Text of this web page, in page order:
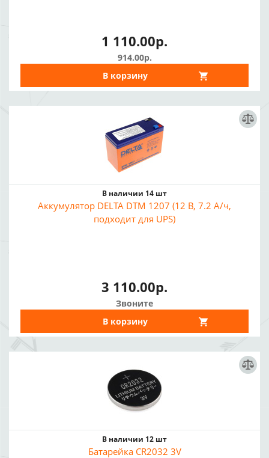
1 110.00р.
914.00р.
В корзину
В наличии 14 шт
Аккумулятор DELTA DTM 1207 (12 В, 7.2 А/ч,
подходит для UPS)
3 110.00р.
Звоните
В корзину
В наличии 12 шт
Батарейка CR2032 3V